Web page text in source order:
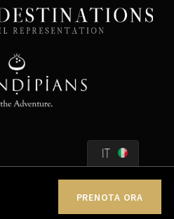
PRENOTA ORA